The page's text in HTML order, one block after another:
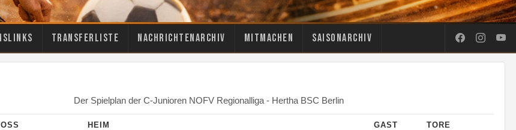
Transferliste Nachrichtenarchiv Mitmachen Saisonarchiv
Der Spielplan der C-Junioren NOFV Regionalliga - Hertha BSC Berlin
HEIM GAST TORE